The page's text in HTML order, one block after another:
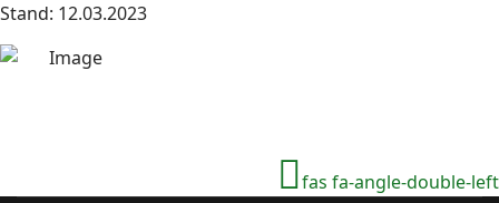
Stand: 12.03.2023
fas fa-angle-double-left